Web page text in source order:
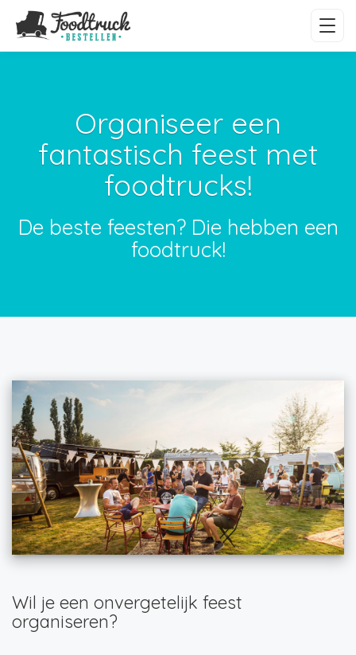
Organiseer een
fantastisch feest met
foodtrucks!
De beste feesten? Die hebben een
foodtruck!
Wil je een onvergetelijk feest
organiseren?